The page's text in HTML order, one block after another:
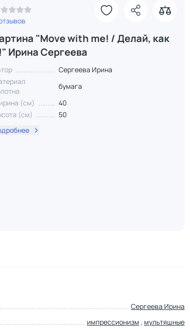
"Move with me! / Делай, как
Ирина Сергеева
Сергеева Ирина
бумага
(см)
40
(см)
50
Сергеева Ирина
импрессионизм , мультяшные